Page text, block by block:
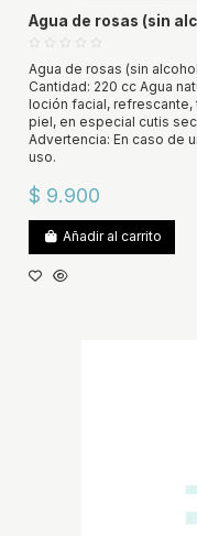
Agua de rosas (sin
Agua de rosas (sin
Cantidad: 220 cc Agua
loción facial, refrescante,
piel, en especial cutis
Advertencia: En caso de
uso.
$ 9.900
Añadir al carrito